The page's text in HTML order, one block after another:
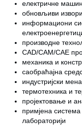
електричне
обновљиви
информациони
производне
CAD/CAM/CAE
механика и
саобраћајна
индустријски
термотехника и
пројектовање и
примјена
лабораторији